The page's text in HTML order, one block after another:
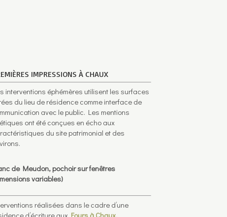
IMPRESSIONS À CHAUX
interventions éphémères utilisent les surfaces
du lieu de résidence comme interface de
avec le public. Les mentions
ont été conçues en écho aux
du site patrimonial et des
de Meudon, pochoir sur fenêtres
variables)
réalisées dans le cadre d’une